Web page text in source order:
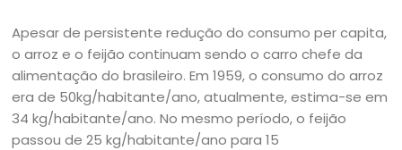
Apesar de persistente redução do consumo per capita,
o arroz e o feijão continuam sendo o carro chefe da
alimentação do brasileiro. Em 1959, o consumo do arroz
era de 50kg/habitante/ano, atualmente, estima-se em
34 kg/habitante/ano. No mesmo período, o feijão
passou de 25 kg/habitante/ano para 15